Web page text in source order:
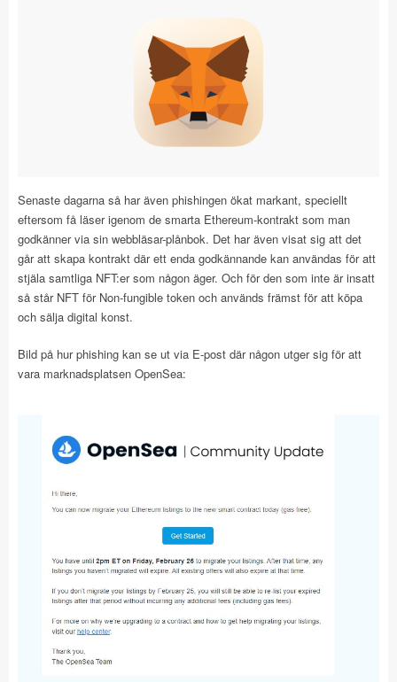
Senaste dagarna så har även phishingen ökat markant, speciellt
eftersom få läser igenom de smarta Ethereum-kontrakt som man
godkänner via sin webbläsar-plånbok. Det har även visat sig att det
går att skapa kontrakt där ett enda godkännande kan användas för att
stjäla samtliga NFT:er som någon äger. Och för den som inte är insatt
så står NFT för Non-fungible token och används främst för att köpa
och sälja digital konst.
Bild på hur phishing kan se ut via E-post där någon utger sig för att
vara marknadsplatsen OpenSea: